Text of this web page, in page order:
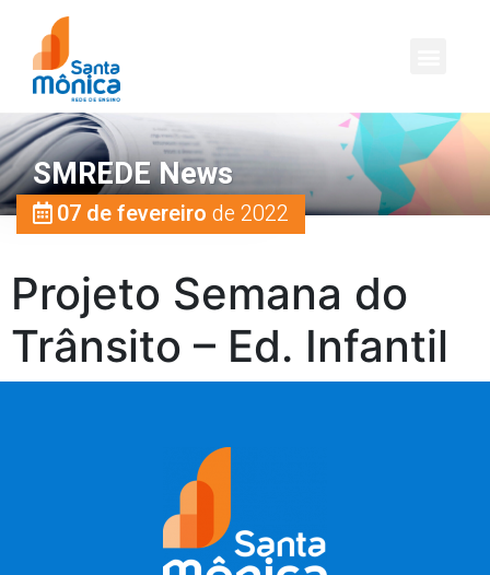
SMREDE News
07 de fevereiro de 2022
Projeto Semana do
Trânsito – Ed. Infantil